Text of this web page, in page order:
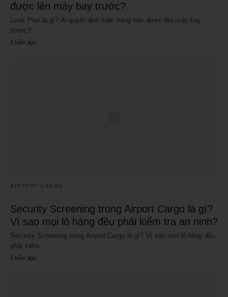
được lên máy bay trước?
Load Plan là gì? Ai quyết định kiện hàng nào được lên máy bay
trước?…
2 tuần ago
AIRPORT CARGO
Security Screening trong Airport Cargo là gì?
Vì sao mọi lô hàng đều phải kiểm tra an ninh?
Security Screening trong Airport Cargo là gì? Vì sao mọi lô hàng đều
phải kiểm…
2 tuần ago